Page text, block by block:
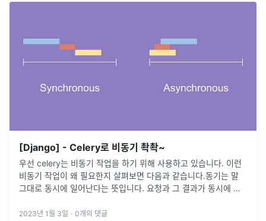
[Django] - Celery로 비동기 촥촥~
우선 celery는 비동기 작업을 하기 위해 사용하고 있습니다. 이런
비동기 작업이 왜 필요한지 살펴보면 다음과 같습니다.동기는 말
그대로 동시에 일어난다는 뜻입니다. 요청과 그 결과가 동시에 일
청한 자리에...
2023년 1월 3일 · 0개의 댓글